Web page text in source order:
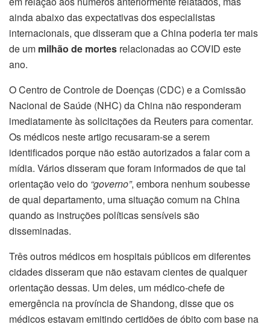
ainda abaixo das expectativas dos especialistas
internacionais, que disseram que a China poderia ter mais
de um milhão de mortes relacionadas ao COVID este
ano.
O Centro de Controle de Doenças (CDC) e a Comissão
Nacional de Saúde (NHC) da China não responderam
imediatamente às solicitações da Reuters para comentar.
Os médicos neste artigo recusaram-se a serem
identificados porque não estão autorizados a falar com a
mídia. Vários disseram que foram informados de que tal
orientação veio do “governo”, embora nenhum soubesse
de qual departamento, uma situação comum na China
quando as instruções políticas sensíveis são
disseminadas.
Três outros médicos em hospitais públicos em diferentes
cidades disseram que não estavam cientes de qualquer
orientação dessas. Um deles, um médico-chefe de
emergência na província de Shandong, disse que os
médicos estavam emitindo certidões de óbito com base na